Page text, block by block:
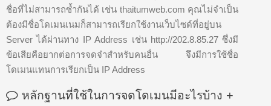
ชื่อที่ไม่สามารถซ้ำกันได้ เช่น thaitumweb.com คุณไม่จำเป็น
ต้องมีชื่อโดเมนเนมก็สามารถเรียกใช้งานเว็บไซด์ที่อยู่บน
Server ได้ผ่านทาง IP Address เช่น http://202.8.85.27 ซึ่งมี
ข้อเสียคือยากต่อการจดจำสำหรับคนอื่น จึงมีการใช้ชื่อ
โดเมนแทนการเรียกเป็น IP Address
หลักฐานที่ใช้ในการจดโดเมนมีอะไรบ้าง +